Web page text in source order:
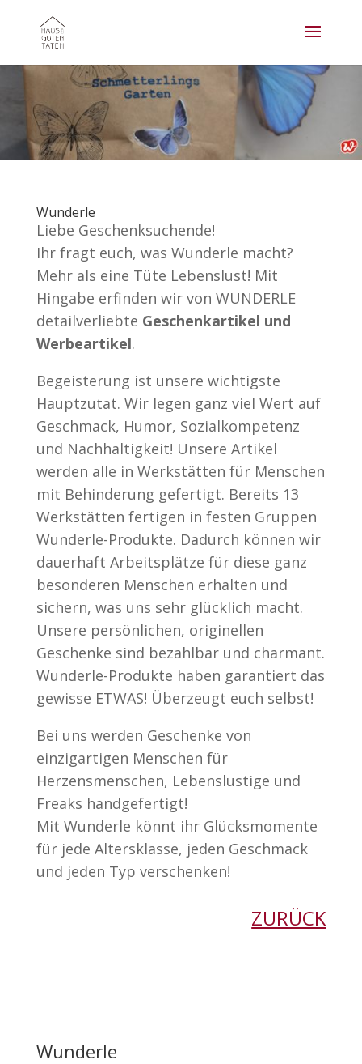
Wunderle
Liebe Geschenksuchende!
Ihr fragt euch, was Wunderle macht?
Mehr als eine Tüte Lebenslust! Mit
Hingabe erfinden wir von WUNDERLE
detailverliebte Geschenkartikel und
Werbeartikel.
Begeisterung ist unsere wichtigste
Hauptzutat. Wir legen ganz viel Wert auf
Geschmack, Humor, Sozialkompetenz
und Nachhaltigkeit! Unsere Artikel
werden alle in Werkstätten für Menschen
mit Behinderung gefertigt. Bereits 13
Werkstätten fertigen in festen Gruppen
Wunderle-Produkte. Dadurch können wir
dauerhaft Arbeitsplätze für diese ganz
besonderen Menschen erhalten und
sichern, was uns sehr glücklich macht.
Unsere persönlichen, originellen
Geschenke sind bezahlbar und charmant.
Wunderle-Produkte haben garantiert das
gewisse ETWAS! Überzeugt euch selbst!
Bei uns werden Geschenke von
einzigartigen Menschen für
Herzensmenschen, Lebenslustige und
Freaks handgefertigt!
Mit Wunderle könnt ihr Glücksmomente
für jede Altersklasse, jeden Geschmack
und jeden Typ verschenken!
ZURÜCK
Wunderle